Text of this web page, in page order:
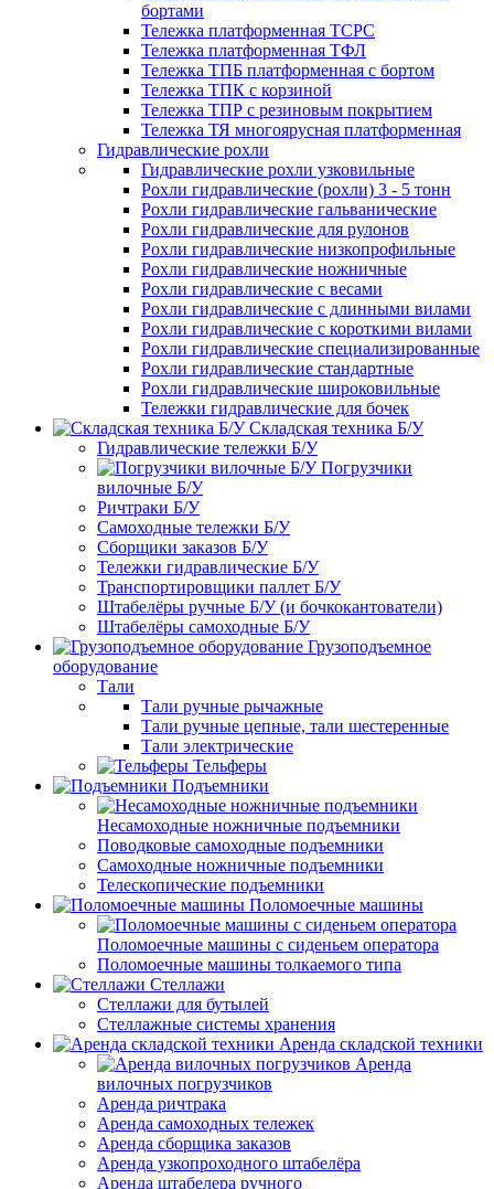
бортами
Тележка платформенная ТСРС
Тележка платформенная ТФЛ
Тележка ТПБ платформенная с бортом
Тележка ТПК с корзиной
Тележка ТПР с резиновым покрытием
Тележка ТЯ многоярусная платформенная
Гидравлические рохли
Гидравлические рохли узковильные
Рохли гидравлические (рохли) 3 - 5 тонн
Рохли гидравлические гальванические
Рохли гидравлические для рулонов
Рохли гидравлические низкопрофильные
Рохли гидравлические ножничные
Рохли гидравлические с весами
Рохли гидравлические с длинными вилами
Рохли гидравлические с короткими вилами
Рохли гидравлические специализированные
Рохли гидравлические стандартные
Рохли гидравлические широковильные
Тележки гидравлические для бочек
Складская техника Б/У
Гидравлические тележки Б/У
Погрузчики
вилочные Б/У
Ричтраки Б/У
Самоходные тележки Б/У
Сборщики заказов Б/У
Тележки гидравлические Б/У
Транспортировщики паллет Б/У
Штабелёры ручные Б/У (и бочкокантователи)
Штабелёры самоходные Б/У
Грузоподъемное
оборудование
Тали
Тали ручные рычажные
Тали ручные цепные, тали шестеренные
Тали электрические
Тельферы
Подъемники
Несамоходные ножничные подъемники
Поводковые самоходные подъемники
Самоходные ножничные подъемники
Телескопические подъемники
Поломоечные машины
Поломоечные машины с сиденьем оператора
Поломоечные машины толкаемого типа
Стеллажи
Стеллажи для бутылей
Стеллажные системы хранения
Аренда складской техники
Аренда
вилочных погрузчиков
Аренда ричтрака
Аренда самоходных тележек
Аренда сборщика заказов
Аренда узкопроходного штабелёра
Аренда штабелера ручного